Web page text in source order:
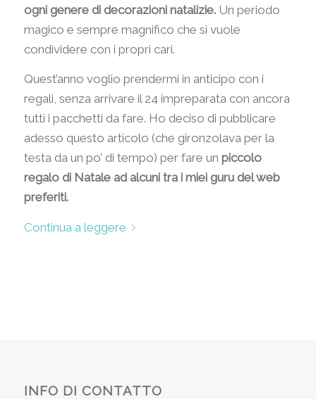
ogni genere di decorazioni natalizie.Un periodo
magico e sempre magnifico che si vuole
condividere con i propri cari.
Quest’anno voglio prendermi in anticipo con i
regali, senza arrivare il 24 impreparata con ancora
tutti i pacchetti da fare. Ho deciso di pubblicare
adesso questo articolo (che gironzolava per la
testa da un po’ di tempo) per fare un piccolo
regalo di Natale ad alcuni tra i miei guru del web
preferiti.
Continua a leggere
INFO DI CONTATTO